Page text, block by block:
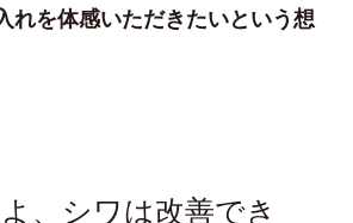
れを体感いただきたいという想
、シワは改善でき